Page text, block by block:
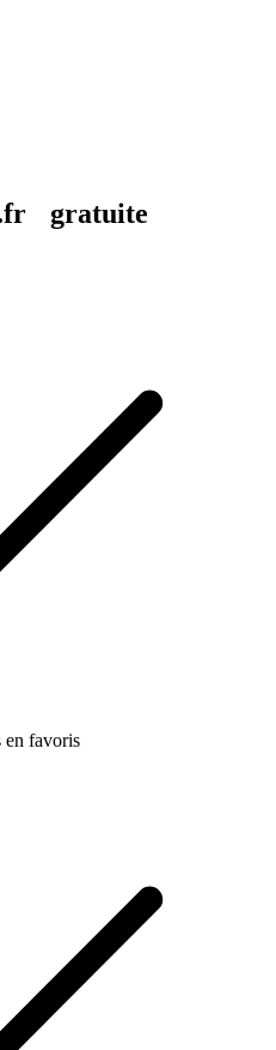
gratuite
en favoris